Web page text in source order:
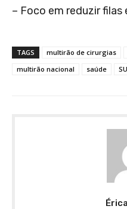
– Foco em reduzir
TAGS multirão de cirurgias
multirão nacional
saúde